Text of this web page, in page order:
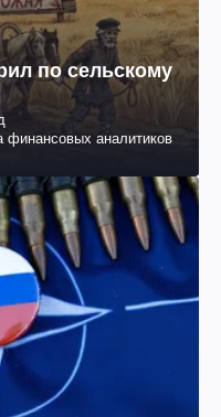
по сельскому
финансовых аналитиков